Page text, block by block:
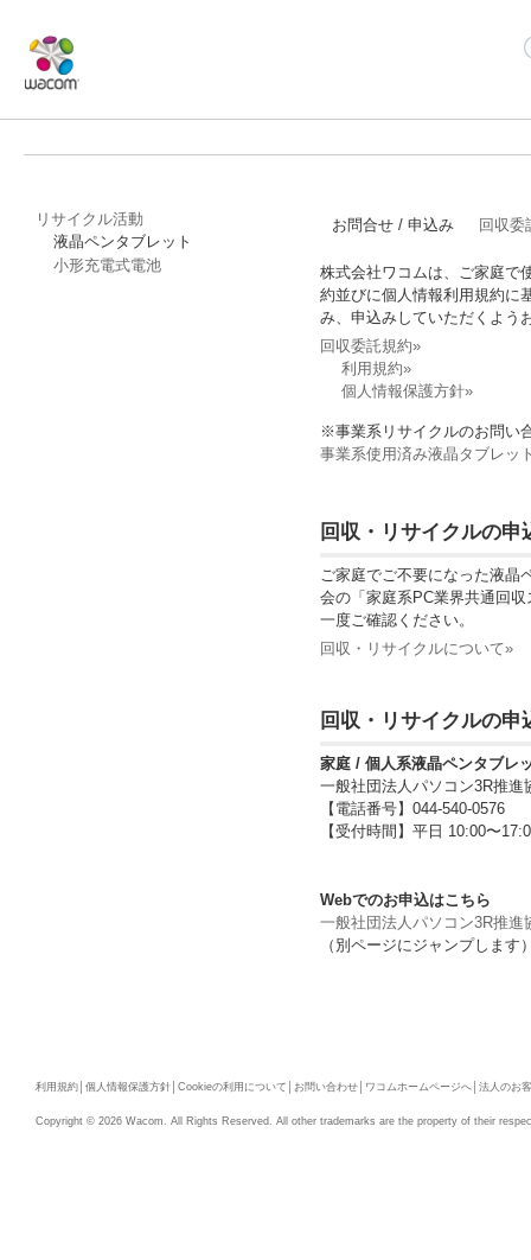
リサイクル活動
液晶ペンタブレット
小形充電式電池
お問合せ / 申込み 回収委
株式会社ワコムは、ご家庭で
約並びに個人情報利用規約に
み、申込みしていただくよう
回収委託規約»
利用規約»
個人情報保護方針»
※事業系リサイクルのお問い
事業系使用済み液晶タブレッ
回収・リサイクルの申
ご家庭でご不要になった液晶
会の「家庭系PC業界共通回
一度ご確認ください。
回収・リサイクルについて»
回収・リサイクルの申
家庭 / 個人系液晶ペンタブレ
一般社団法人パソコン3R推
【電話番号】044-540-0576
【受付時間】平日 10:00〜
Webでのお申込はこちら
一般社団法人パソコン3R推
（別ページにジャンプします
利用規約 個人情報保護方針 Cookieの利用について お問い合わせ ワコムホームページへ 法人のお
Copyright © 2026 Wacom. All Rights Reserved. All other trademarks are the property of their